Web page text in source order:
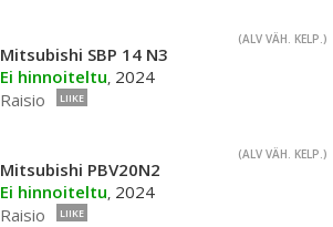
(ALV VÄH. KELP.)
Mitsubishi SBP 14 N3
Ei hinnoiteltu, 2024
Raisio
LIIKE
(ALV VÄH. KELP.)
Mitsubishi PBV20N2
Ei hinnoiteltu, 2024
Raisio
LIIKE